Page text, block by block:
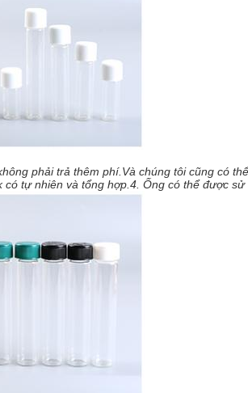
phải trả thêm phí.Và chúng tôi cũng có
tự nhiên và tổng hợp.4. Ống có thể được